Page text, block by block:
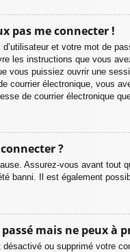
pas me connecter !
et votre mot de
les instructions que vous
vous puissiez ouvrir une
courrier électronique, vous
de courrier électronique
?
Assurez-vous avant tout
banni. Il est également
mais ne peux à
désactivé ou supprimé votre